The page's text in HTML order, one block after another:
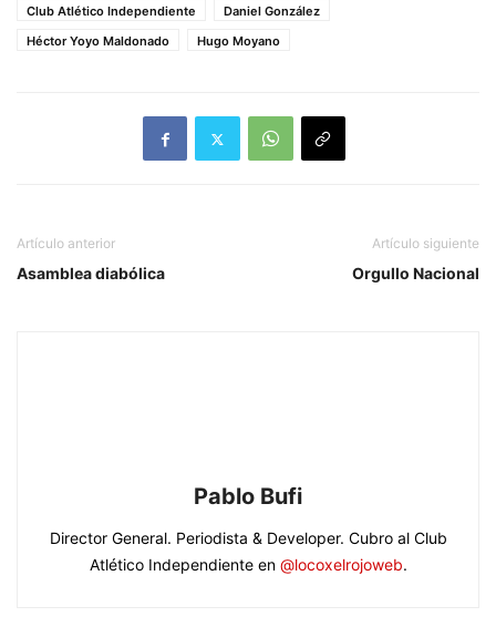
Club Atlético Independiente
Daniel González
Héctor Yoyo Maldonado
Hugo Moyano
Artículo anterior
Asamblea diabólica
Artículo siguiente
Orgullo Nacional
Pablo Bufi
Director General. Periodista & Developer. Cubro al Club
Atlético Independiente en @locoxelrojoweb.